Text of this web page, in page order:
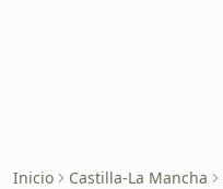
Inicio Castilla-La Mancha